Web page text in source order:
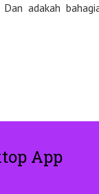
adakah
App